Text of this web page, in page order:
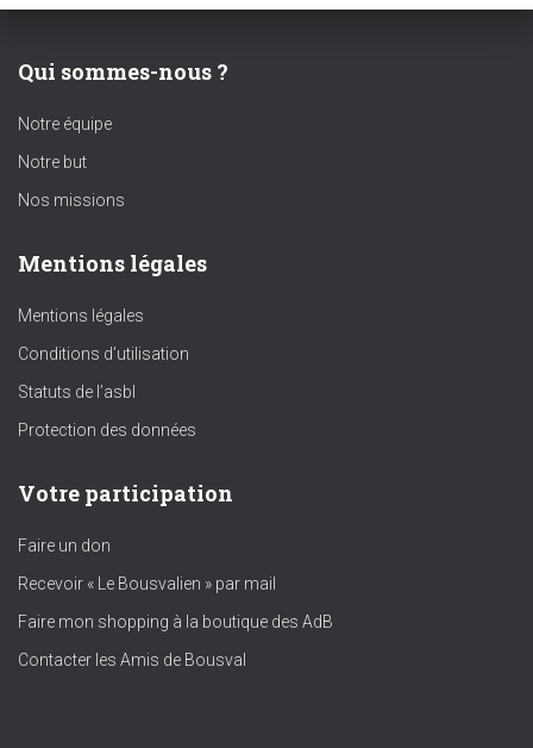
Qui sommes-nous ?
Notre équipe
Notre but
Nos missions
Mentions légales
Mentions légales
Conditions d’utilisation
Statuts de l’asbl
Protection des données
Votre participation
Faire un don
Recevoir « Le Bousvalien » par mail
Faire mon shopping à la boutique des AdB
Contacter les Amis de Bousval